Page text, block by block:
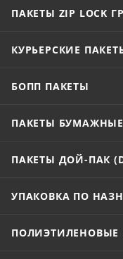
ПАКЕТЫ ZIP LOCK
КУРЬЕРСКИЕ
БОПП ПАКЕТЫ
ПАКЕТЫ БУМАЖНЫЕ
ПАКЕТЫ ДОЙ-ПАК
УПАКОВКА ПО
ПОЛИЭТИЛЕНОВЫЕ